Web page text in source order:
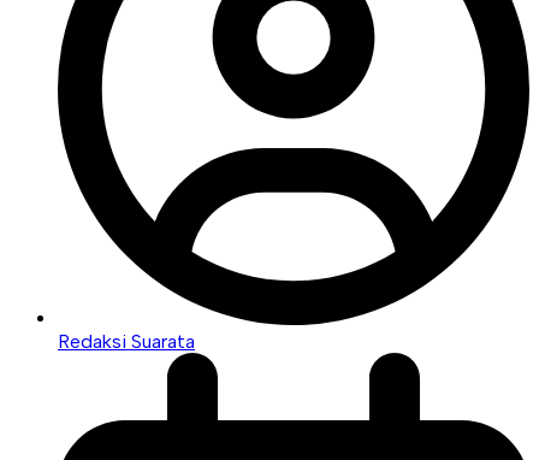
Redaksi Suarata